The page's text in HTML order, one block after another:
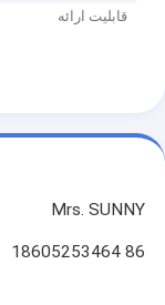
قابلیت ارائه
Mrs. SUNNY
86 18605253464